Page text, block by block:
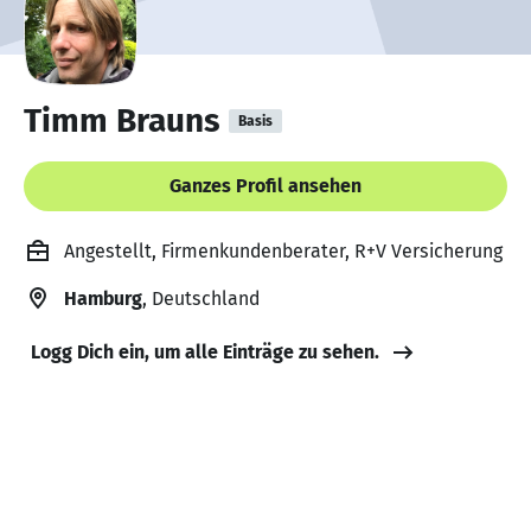
Timm Brauns Basis
Ganzes Profil ansehen
Angestellt, Firmenkundenberater, R+V Versicherung
Hamburg, Deutschland
Logg Dich ein, um alle Einträge zu sehen.